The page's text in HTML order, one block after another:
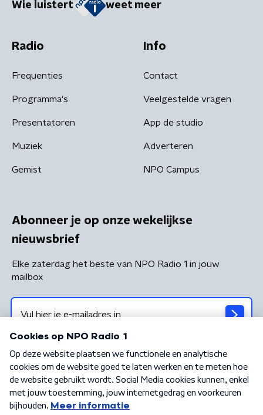
Wie luistert weet meer
Radio
Frequenties
Programma's
Presentatoren
Muziek
Gemist
Info
Contact
Veelgestelde vragen
App de studio
Adverteren
NPO Campus
Abonneer je op onze wekelijkse
nieuwsbrief
Elke zaterdag het beste van NPO Radio 1 in jouw
mailbox
Algemene voorwaarden